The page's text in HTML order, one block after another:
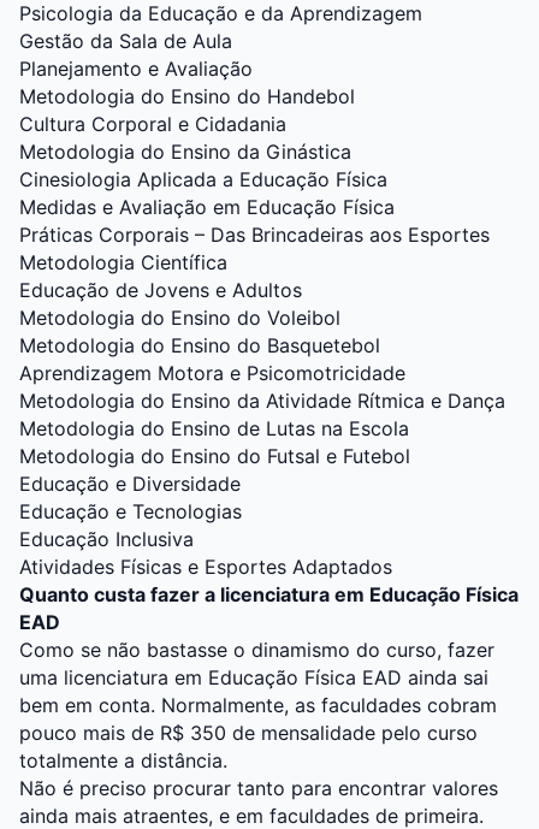
Psicologia da Educação e da Aprendizagem
Gestão da Sala de Aula
Planejamento e Avaliação
Metodologia do Ensino do Handebol
Cultura Corporal e Cidadania
Metodologia do Ensino da Ginástica
Cinesiologia Aplicada a Educação Física
Medidas e Avaliação em Educação Física
Práticas Corporais – Das Brincadeiras aos Esportes
Metodologia Científica
Educação de Jovens e Adultos
Metodologia do Ensino do Voleibol
Metodologia do Ensino do Basquetebol
Aprendizagem Motora e Psicomotricidade
Metodologia do Ensino da Atividade Rítmica e Dança
Metodologia do Ensino de Lutas na Escola
Metodologia do Ensino do Futsal e Futebol
Educação e Diversidade
Educação e Tecnologias
Educação Inclusiva
Atividades Físicas e Esportes Adaptados
Quanto custa fazer a licenciatura em Educação Física
EAD
Como se não bastasse o dinamismo do curso, fazer
uma licenciatura em Educação Física EAD ainda sai
bem em conta. Normalmente, as faculdades cobram
pouco mais de R$ 350 de mensalidade pelo curso
totalmente a distância.
Não é preciso procurar tanto para encontrar valores
ainda mais atraentes, e em faculdades de primeira.